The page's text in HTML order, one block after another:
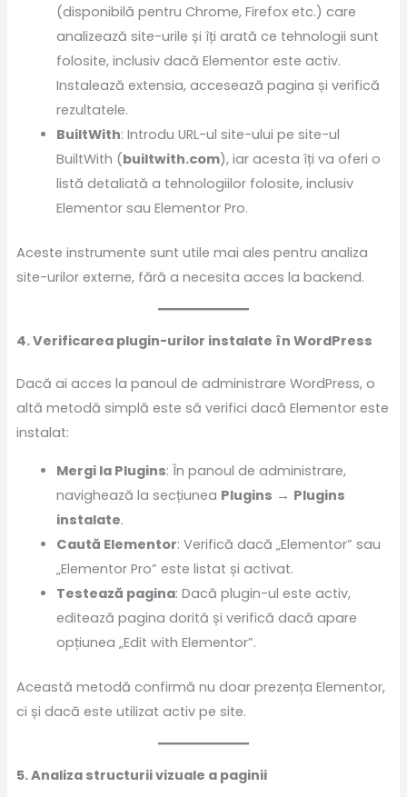
(disponibilă pentru Chrome, Firefox etc.) care
analizează site-urile și îți arată ce tehnologii sunt
folosite, inclusiv dacă Elementor este activ.
Instalează extensia, accesează pagina și verifică
rezultatele.
BuiltWith: Introdu URL-ul site-ului pe site-ul
BuiltWith (builtwith.com), iar acesta îți va oferi o
listă detaliată a tehnologiilor folosite, inclusiv
Elementor sau Elementor Pro.
Aceste instrumente sunt utile mai ales pentru analiza
site-urilor externe, fără a necesita acces la backend.
4. Verificarea plugin-urilor instalate în WordPress
Dacă ai acces la panoul de administrare WordPress, o
altă metodă simplă este să verifici dacă Elementor este
instalat:
Mergi la Plugins: În panoul de administrare,
navighează la secțiunea Plugins → Plugins
instalate.
Caută Elementor: Verifică dacă „Elementor” sau
„Elementor Pro” este listat și activat.
Testează pagina: Dacă plugin-ul este activ,
editează pagina dorită și verifică dacă apare
opțiunea „Edit with Elementor”.
Această metodă confirmă nu doar prezența Elementor,
ci și dacă este utilizat activ pe site.
5. Analiza structurii vizuale a paginii